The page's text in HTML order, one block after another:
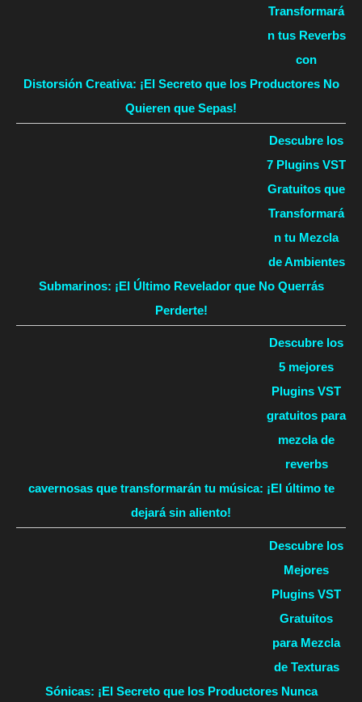
Transformará
n tus Reverbs
con
Distorsión Creativa: ¡El Secreto que los Productores No
Quieren que Sepas!
Descubre los
7 Plugins VST
Gratuitos que
Transformará
n tu Mezcla
de Ambientes
Submarinos: ¡El Último Revelador que No Querrás
Perderte!
Descubre los
5 mejores
Plugins VST
gratuitos para
mezcla de
reverbs
cavernosas que transformarán tu música: ¡El último te
dejará sin aliento!
Descubre los
Mejores
Plugins VST
Gratuitos
para Mezcla
de Texturas
Sónicas: ¡El Secreto que los Productores Nunca